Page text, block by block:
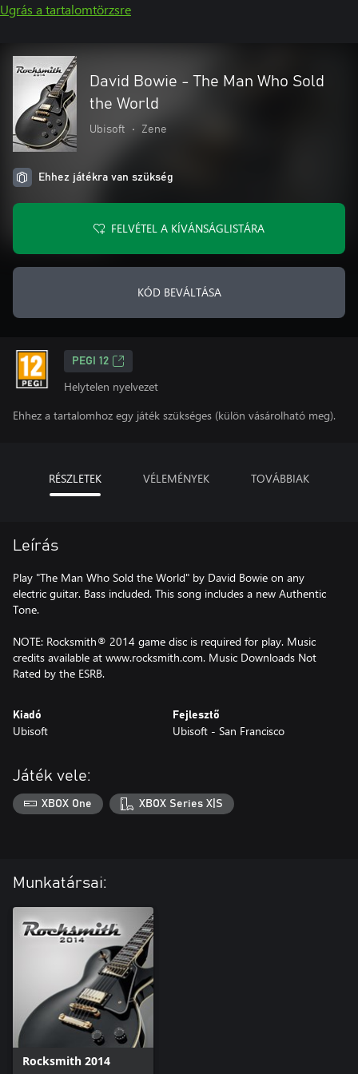
Ugrás a tartalomtörzsre
David Bowie - The Man Who Sold
the World
Ubisoft • Zene
Ehhez játékra van szükség
FELVÉTEL A KÍVÁNSÁGLISTÁRA
KÓD BEVÁLTÁSA
PEGI 12
Helytelen nyelvezet
Ehhez a tartalomhoz egy játék szükséges (külön vásárolható meg).
RÉSZLETEK VÉLEMÉNYEK TOVÁBBIAK
Leírás
Play "The Man Who Sold the World" by David Bowie on any
electric guitar. Bass included. This song includes a new Authentic
Tone.
NOTE: Rocksmith® 2014 game disc is required for play. Music
credits available at www.rocksmith.com. Music Downloads Not
Rated by the ESRB.
Kiadó
Ubisoft
Fejlesztő
Ubisoft - San Francisco
Játék vele:
XBOX One XBOX Series X|S
Munkatársai:
Rocksmith 2014